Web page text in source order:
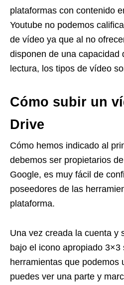
plataformas con contenido
Youtube no podemos
de vídeo ya que al no
disponen de una capacidad
lectura, los tipos de vídeo
Cómo subir un
Drive
Cómo hemos indicado al
debemos ser propietarios
Google, es muy fácil de
poseedores de las
plataforma.
Una vez creada la cuenta y
bajo el icono apropiado 3×3
herramientas que podemos
puedes ver una parte y